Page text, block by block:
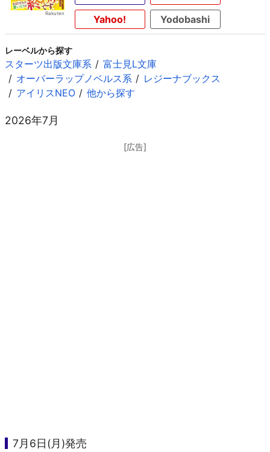
Yahoo!
Yodobashi
レーベルから探す
スターツ出版文庫系
富士見L文庫
オーバーラップノベルス系
レジーナブックス
アイリスNEO
他から探す
2026年7月
[広告]
7月6日(月)発売